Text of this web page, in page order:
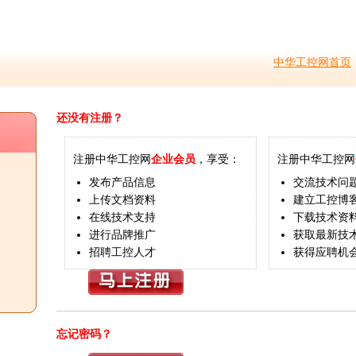
中华工控网首页
还没有注册？
注册中华工控网企业会员 ，享受：
发布产品信息
上传文档资料
在线技术支持
进行品牌推广
招聘工控人才
注册中华工控网
交流技术问
建立工控博
下载技术资
获取最新技
获得应聘机
忘记密码？